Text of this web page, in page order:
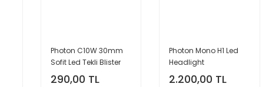
Photon C10W 30mm
Sofit Led Tekli Blister
PH7025 B1
290,00 TL
Photon Mono H1 Led
Headlight
2.200,00 TL